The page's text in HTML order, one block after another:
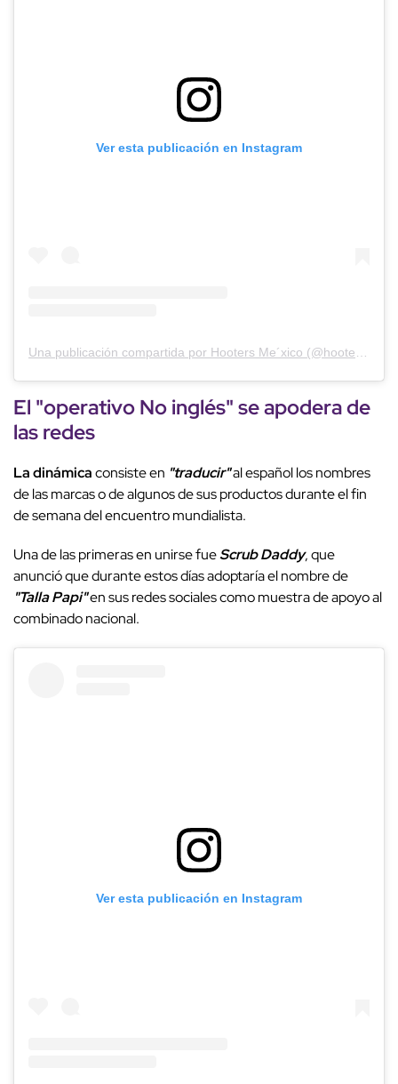
Ver esta publicación en Instagram
El "operativo No inglés" se apodera de
las redes
La dinámicaconsiste en "traducir"al español los nombres
de las marcas o de algunos de sus productos durante el fin
de semana del encuentro mundialista.
Una de las primeras en unirse fueScrub Daddy, que
anunció que durante estos días adoptaría el nombre de
"Talla Papi"en sus redes sociales como muestra de apoyo al
combinado nacional.
Ver esta publicación en Instagram